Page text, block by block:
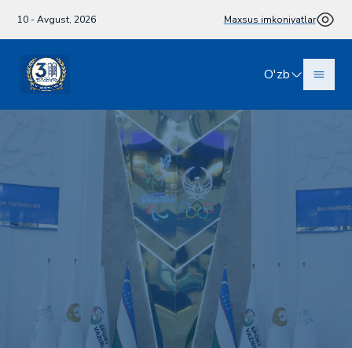
10 - Avgust, 2026 Maxsus imkoniyatlar
O'zb